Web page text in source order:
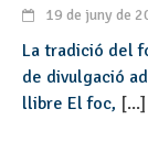
19 de juny de
La tradició del
de divulgació
llibre El foc, [...]